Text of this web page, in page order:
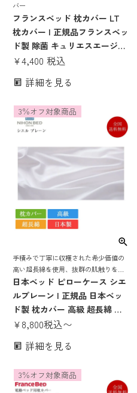
バー
フランスベッド 枕カバー LT
枕カバー | 正規品フランスベッ
ド製 除菌 キュリエスエージー
ピローケース 日本製 国産 洗え
¥4,400 税込
詳細を見る
手積みで丁寧に収穫された希少価値の
高い超長綿を使用、抜群の肌触りを誇
る高級枕カバー | ピローケース
日本ベッド ピローケース シエ
ルプレーン | 正規品 日本ベッ
ド製 枕カバー 高級 超長綿 日
本製 国産 綿100％ 綿100 綿 コ
縁式
3％オフ対象商品
¥8,800税込〜
詳細を見る
3％オフ対象商品